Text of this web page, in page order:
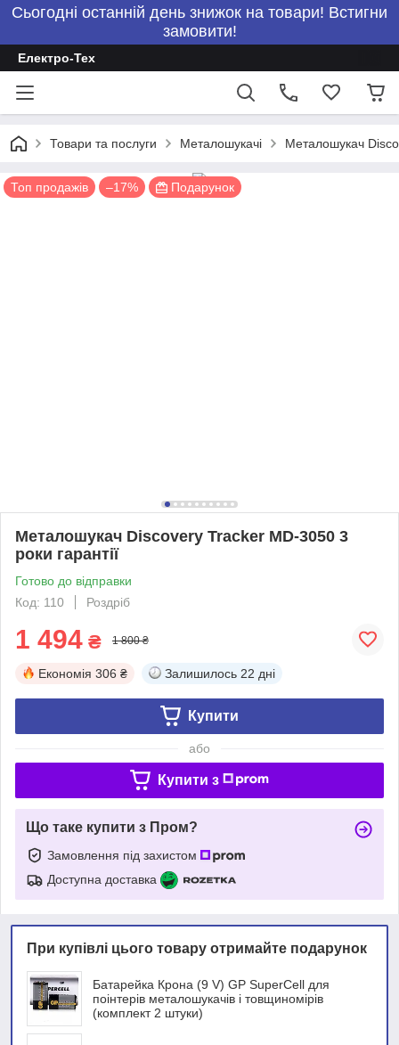
Сьогодні останній день знижок на товари! Встигни
замовити!
Електро-Тех
Товари та послуги Металошукачі Металошукач
Топ продажів –17% Подарунок
Металошукач Discovery Tracker MD-3050 3
роки гарантії
Готово до відправки
Код: 110
Роздріб
1 494 ₴ 1 800 ₴
Економія 306 ₴ Залишилось 22 дні
Купити
або
Купити з
Що таке купити з Пром?
Замовлення під захистом
Доступна доставка
При купівлі цього товару отримайте подарунок
Батарейка Крона (9 V) GP SuperCell для
поінтерів металошукачів і товщиномірів
(комплект 2 штуки)